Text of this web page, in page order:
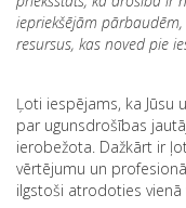
iepriekšējām
resursus, kas noved pie
Ļoti iespējams, ka Jūsu
par ugunsdrošības
ierobežota. Dažkārt ir
vērtējumu un
ilgstoši atrodoties vienā